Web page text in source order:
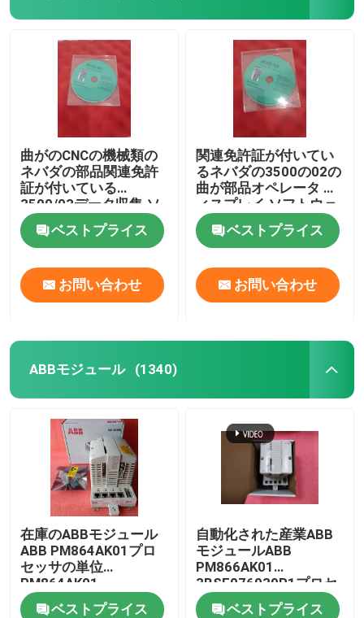
Venable Instruments
曲がのCNCの機械類の
ネバダの部品関連免許
証が付いている
3500/03データ収集 ソ
フトウェア
ベストプライス
お問い合わせ
関連免許証が付いてい
るネバダの3500の02の
曲が部品オペレータ デ
ィスプレイ ソフトウェ
ア
ベストプライス
お問い合わせ
ABBモジュール (1340)
在庫のABBモジュール
ABB PM864AK01プロ
セッサの単位
PM864AK01
3BSE018161R1
ベストプライス
自動化された産業ABB
モジュールABB
PM866AK01
3BSE076939R1プロセ
ッサ
ベストプライス